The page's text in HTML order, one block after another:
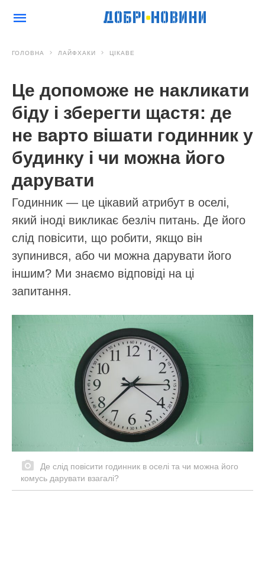
ГОЛОВНА ЛАЙФХАКИ ЦІКАВЕ
Це допоможе не накликати
біду і зберегти щастя: де
не варто вішати годинник у
будинку і чи можна його
дарувати
Годинник — це цікавий атрибут в оселі,
який іноді викликає безліч питань. Де його
слід повісити, що робити, якщо він
зупинився, або чи можна дарувати його
іншим? Ми знаємо відповіді на ці
запитання.
Де слід повісити годинник в оселі та чи можна його
комусь дарувати взагалі?